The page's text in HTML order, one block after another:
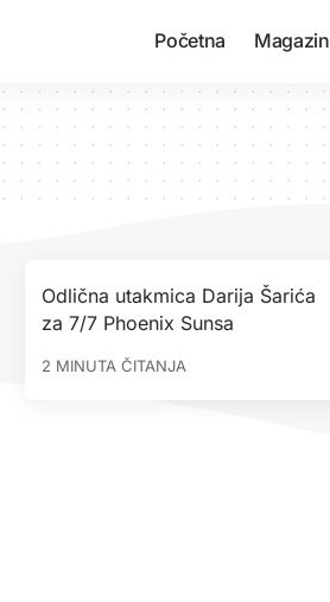
Početna Magazin
Odlična utakmica Darija Šarića
za 7/7 Phoenix Sunsa
2 MINUTA ČITANJA